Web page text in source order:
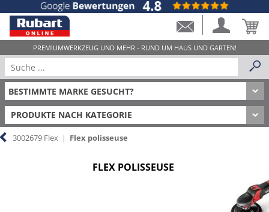
PRODUKTE NACH KATEGORIE
3002679 Flex | Flex polisseuse
FLEX POLISSEUSE